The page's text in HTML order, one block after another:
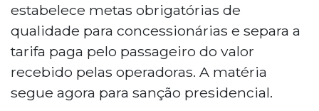
das operadoras e exigindo metas de
qualidade para repasse de recursos
públicos. O texto, que segue para sanção
presidencial, repercutiu em Mato Grosso
do Sul pelos problemas do Consórcio
Guaicurus, em Campo Grande, onde o
estabelece metas obrigatórias de
qualidade para concessionárias e separa a
tarifa paga pelo passageiro do valor
recebido pelas operadoras. A matéria
segue agora para sanção presidencial.